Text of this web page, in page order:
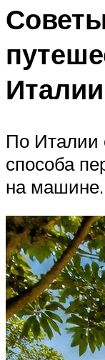
Италии
По Италии
способа
на машине.